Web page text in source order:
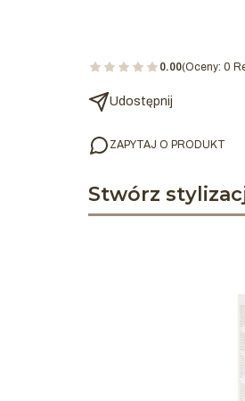
0.00(Oceny: 0
Udostępnij
ZAPYTAJ O PRODUKT
Stwórz